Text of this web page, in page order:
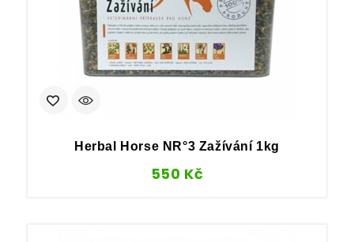
Herbal Horse NR°3 Zažívání 1kg
550 Kč